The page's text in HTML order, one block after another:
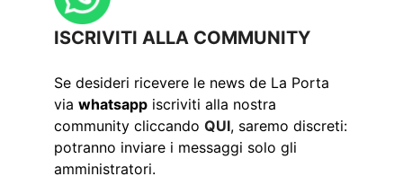
ISCRIVITI ALLA COMMUNITY
Se desideri ricevere le news de La Porta
via whatsapp iscriviti alla nostra
community cliccando QUI, saremo discreti:
potranno inviare i messaggi solo gli
amministratori.